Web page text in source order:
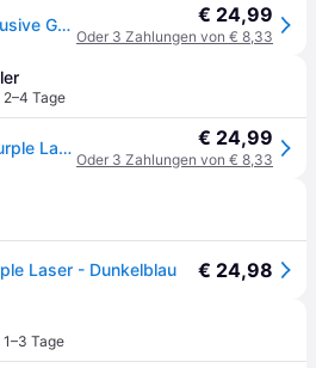
satch Schlamperbox inklusive Geodreieck Purple Laser € 24,99
Oder 3 Zahlungen von € 8,33
2–4 Tage
SATCH Schlamperbox Purple Laser - dunkelblau - EG € 24,99
Oder 3 Zahlungen von € 8,33
Laser - Dunkelblau € 24,98
1–3 Tage